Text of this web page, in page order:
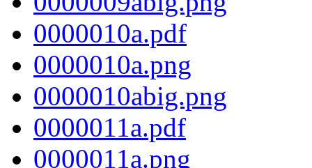
0000010a.pdf
0000010a.png
0000010abig.png
0000011a.pdf
0000011a.png